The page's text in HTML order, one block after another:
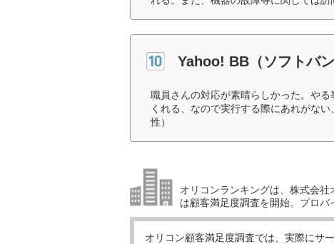
Yahoo! BB（ソフトバン
職員さんの対応が素晴らしかった。や
くれる、なので実行する際にあれがな
性）
オリコンランキングは、株式会
は顧客満足度調査を開始。プロバ
オリコン顧客満足度調査では、実際にサ